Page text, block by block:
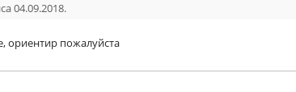
04.09.2018.
ориентир пожалуйста